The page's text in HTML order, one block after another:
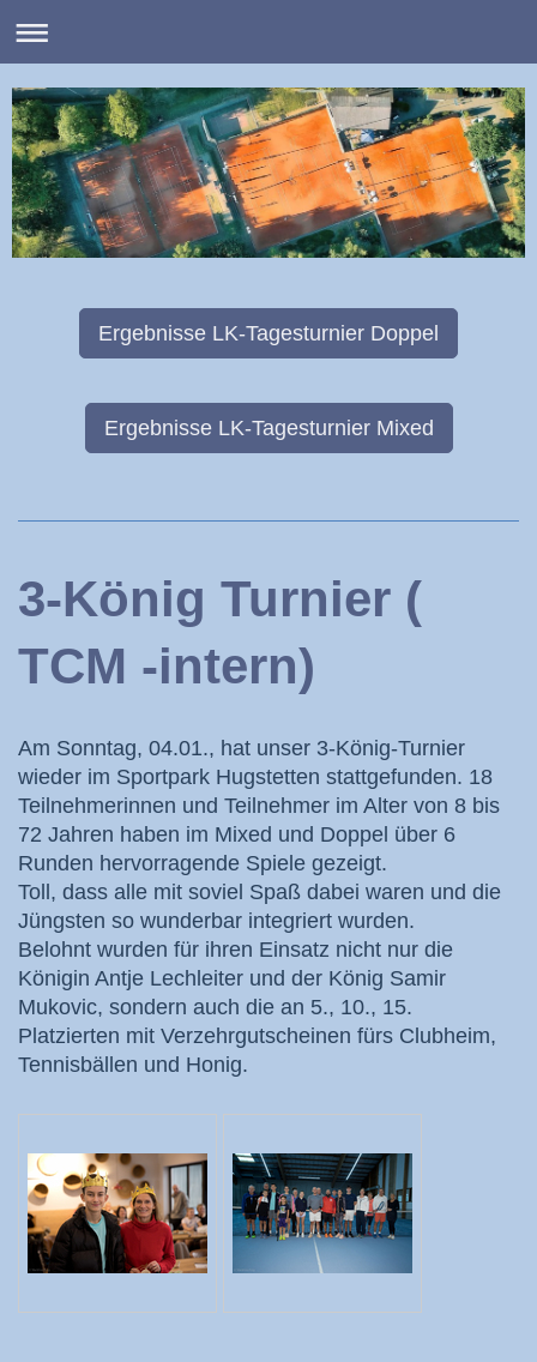
Ergebnisse LK-Tagesturnier Doppel
Ergebnisse LK-Tagesturnier Mixed
3-König Turnier (
TCM -intern)
Am Sonntag, 04.01., hat unser 3-König-Turnier
wieder im Sportpark Hugstetten stattgefunden. 18
Teilnehmerinnen und Teilnehmer im Alter von 8 bis
72 Jahren haben im Mixed und Doppel über 6
Runden hervorragende Spiele gezeigt.
Toll, dass alle mit soviel Spaß dabei waren und die
Jüngsten so wunderbar integriert wurden.
Belohnt wurden für ihren Einsatz nicht nur die
Königin Antje Lechleiter und der König Samir
Mukovic, sondern auch die an 5., 10., 15.
Platzierten mit Verzehrgutscheinen fürs Clubheim,
Tennisbällen und Honig.